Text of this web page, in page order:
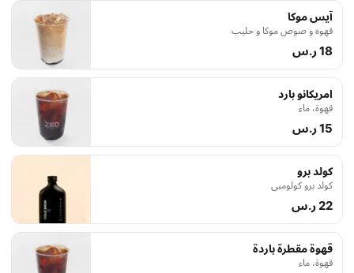
آيس موكا
قهوه و صوص موكا و حليب
18 ر.س
امريكانو بارد
قهوة، ماء
15 ر.س
كولد برو
كولد برو كولومبي
22 ر.س
قهوة مقطرة باردة
قهوة، ماء